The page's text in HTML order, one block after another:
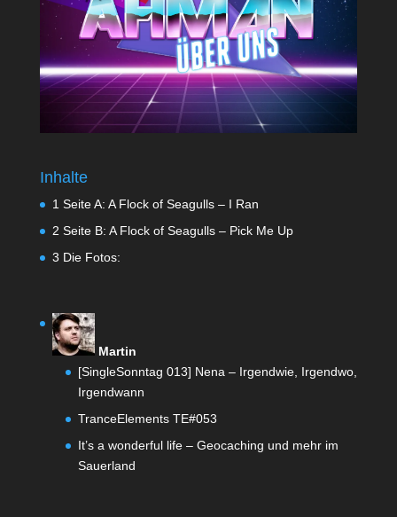
Inhalte
1 Seite A: A Flock of Seagulls – I Ran
2 Seite B: A Flock of Seagulls – Pick Me Up
3 Die Fotos:
Martin
[SingleSonntag 013] Nena – Irgendwie, Irgendwo,
Irgendwann
TranceElements TE#053
It’s a wonderful life – Geocaching und mehr im
Sauerland